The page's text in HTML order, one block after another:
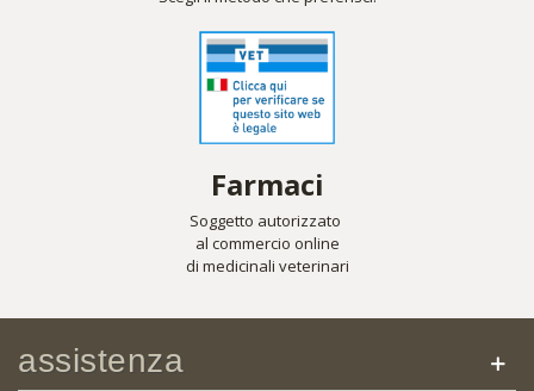
Farmaci
Soggetto autorizzato
al commercio online
di medicinali veterinari
assistenza